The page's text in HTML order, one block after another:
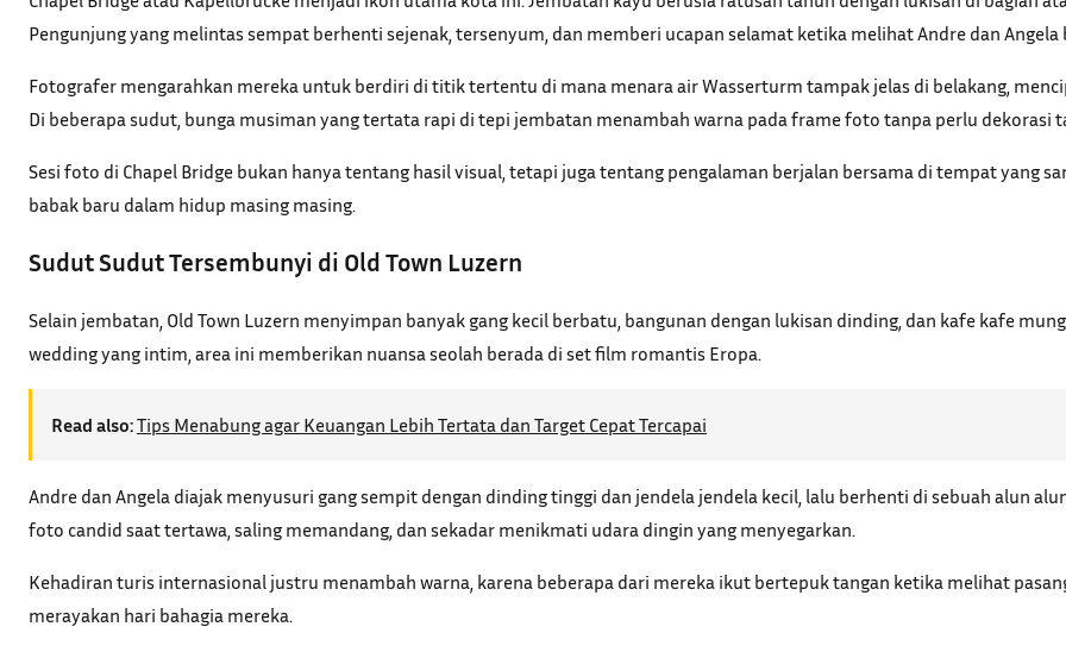
Pengunjung yang melintas sempat berhenti sejenak, tersenyum, dan memberi ucapan selamat ketika melihat Andre dan
Fotografer mengarahkan mereka untuk berdiri di titik tertentu di mana menara air Wasserturm tampak jelas di belakang,
Di beberapa sudut, bunga musiman yang tertata rapi di tepi jembatan menambah warna pada frame foto tanpa perlu dekorasi
Sesi foto di Chapel Bridge bukan hanya tentang hasil visual, tetapi juga tentang pengalaman berjalan bersama di tempat yang
babak baru dalam hidup masing masing.
Sudut Sudut Tersembunyi di Old Town Luzern
Selain jembatan, Old Town Luzern menyimpan banyak gang kecil berbatu, bangunan dengan lukisan dinding, dan kafe kafe
wedding yang intim, area ini memberikan nuansa seolah berada di set film romantis Eropa.
Read also:Tips Menabung agar Keuangan Lebih Tertata dan Target Cepat Tercapai
Andre dan Angela diajak menyusuri gang sempit dengan dinding tinggi dan jendela jendela kecil, lalu berhenti di sebuah alun
foto candid saat tertawa, saling memandang, dan sekadar menikmati udara dingin yang menyegarkan.
Kehadiran turis internasional justru menambah warna, karena beberapa dari mereka ikut bertepuk tangan ketika melihat
merayakan hari bahagia mereka.